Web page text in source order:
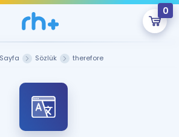
0
Şu An Boş.
sınava hazırlayacak onlarca eğitim seni
bekliyor!
Sözlük therefore